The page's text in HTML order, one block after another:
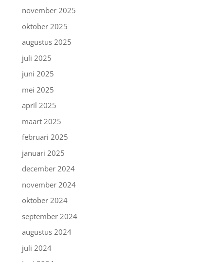
november 2025
oktober 2025
augustus 2025
juli 2025
juni 2025
mei 2025
april 2025
maart 2025
februari 2025
januari 2025
december 2024
november 2024
oktober 2024
september 2024
augustus 2024
juli 2024